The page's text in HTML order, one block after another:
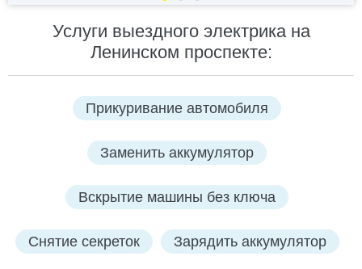
Услуги выездного электрика на
Ленинском проспекте:
Прикуривание автомобиля
Заменить аккумулятор
Вскрытие машины без ключа
Снятие секреток Зарядить аккумулятор